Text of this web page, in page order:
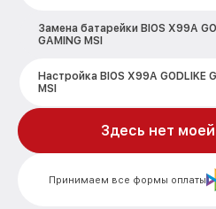
Замена батарейки BIOS X99A
GAMING MSI
Настройка BIOS X99A GODLIKE
MSI
Принимаем все формы оплаты
Здесь нет